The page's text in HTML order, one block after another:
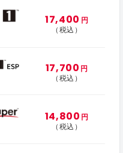
17,400 円
（税込）
17,700 円
（税込）
14,800 円
（税込）